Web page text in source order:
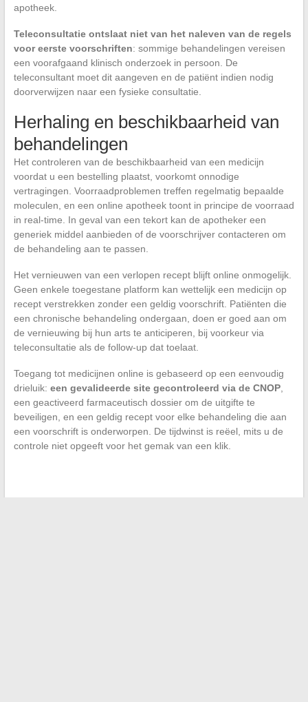
apotheek.
Teleconsultatie ontslaat niet van het naleven van de regels
voor eerste voorschriften: sommige behandelingen vereisen
een voorafgaand klinisch onderzoek in persoon. De
teleconsultant moet dit aangeven en de patiënt indien nodig
doorverwijzen naar een fysieke consultatie.
Herhaling en beschikbaarheid van
behandelingen
Het controleren van de beschikbaarheid van een medicijn
voordat u een bestelling plaatst, voorkomt onnodige
vertragingen. Voorraadproblemen treffen regelmatig bepaalde
moleculen, en een online apotheek toont in principe de voorraad
in real-time. In geval van een tekort kan de apotheker een
generiek middel aanbieden of de voorschrijver contacteren om
de behandeling aan te passen.
Het vernieuwen van een verlopen recept blijft online onmogelijk.
Geen enkele toegestane platform kan wettelijk een medicijn op
recept verstrekken zonder een geldig voorschrift. Patiënten die
een chronische behandeling ondergaan, doen er goed aan om
de vernieuwing bij hun arts te anticiperen, bij voorkeur via
teleconsultatie als de follow-up dat toelaat.
Toegang tot medicijnen online is gebaseerd op een eenvoudig
drieluik: een gevalideerde site gecontroleerd via de CNOP,
een geactiveerd farmaceutisch dossier om de uitgifte te
beveiligen, en een geldig recept voor elke behandeling die aan
een voorschrift is onderworpen. De tijdwinst is reëel, mits u de
controle niet opgeeft voor het gemak van een klik.